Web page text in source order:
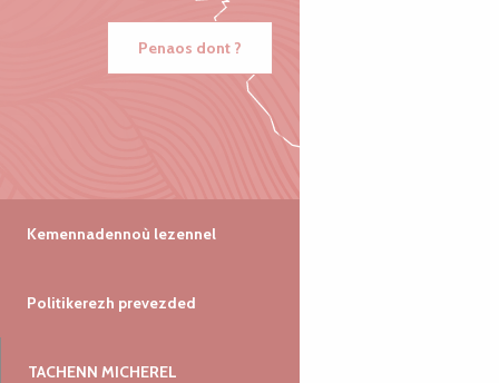
Penaos dont ?
Kemennadennoù lezennel
Politikerezh prevezded
TACHENN MICHEREL